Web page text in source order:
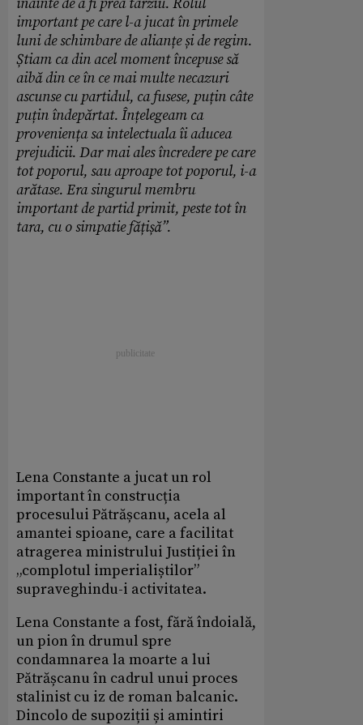
important pe care l-a jucat în primele
luni de schimbare de alianțe și de regim.
Știam ca din acel moment începuse să
aibă din ce în ce mai multe necazuri
ascunse cu partidul, ca fusese, puțin câte
puțin îndepărtat. Înțelegeam ca
proveniența sa intelectuala îi aducea
prejudicii. Dar mai ales încredere pe care
tot poporul, sau aproape tot poporul, i-a
arătase. Era singurul membru
important de partid primit, peste tot în
tara, cu o simpatie fățișă”.
Lena Constante a jucat un rol
important în construcția
procesului Pătrășcanu, acela al
amantei spioane, care a facilitat
atragerea ministrului Justiției în
„complotul imperialiștilor”
supraveghindu-i activitatea.
Lena Constante a fost, fără îndoială,
un pion în drumul spre
condamnarea la moarte a lui
Pătrășcanu în cadrul unui proces
stalinist cu iz de roman balcanic.
Dincolo de supoziții și amintiri